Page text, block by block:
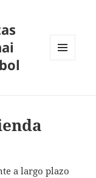
a largo plazo